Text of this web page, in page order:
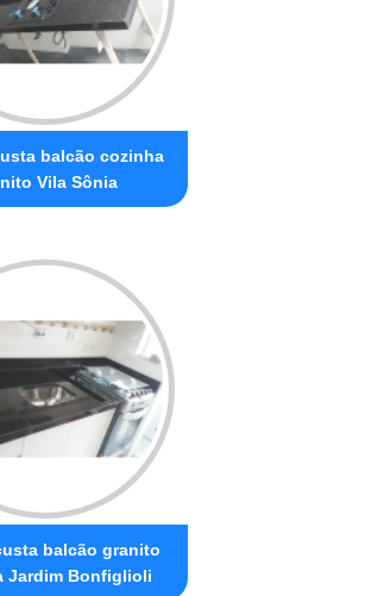
balcão cozinha
Vila Sônia
balcão granito
Jardim Bonfiglioli